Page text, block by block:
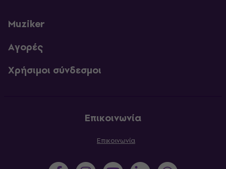
Muziker
Αγορές
Χρήσιμοι σύνδεσμοι
Επικοινωνία
Επικοινωνία